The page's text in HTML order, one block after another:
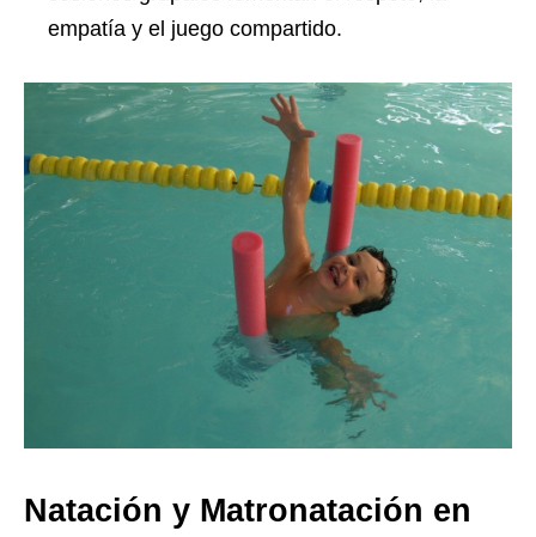
empatía y el juego compartido.
Natación y Matronatación en